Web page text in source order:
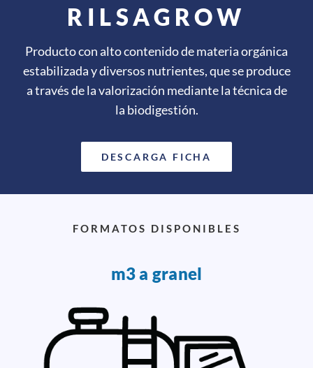
RILSAGROW
Producto con alto contenido de materia orgánica
estabilizada y diversos nutrientes, que se produce
a través de la valorización mediante la técnica de
la biodigestión.
DESCARGA FICHA
FORMATOS DISPONIBLES
m3 a granel